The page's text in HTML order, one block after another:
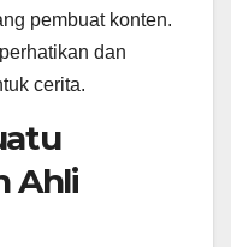
pembuat konten.
dan
cerita.
Ahli